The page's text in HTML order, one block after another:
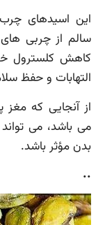
این اسیدهای
سالم از چربی
کاهش کلسترول
التهابات و حفظ
از آنجایی که مغز
می باشد، می
بدن مؤثر باشد.
..